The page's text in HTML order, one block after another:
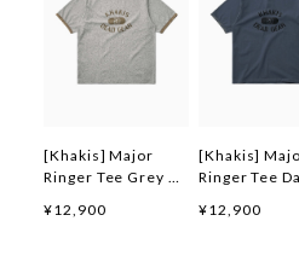
[Khakis] Major
Ringer Tee Grey 正
韓国ファッション 韓
¥12,900
[Khakis]
Ringer Tee
ランド 韓国フ
¥12,900